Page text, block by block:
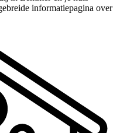
informatiepagina over